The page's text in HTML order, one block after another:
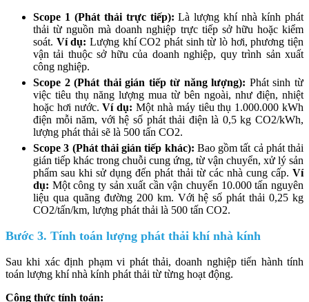
Scope 1 (Phát thải trực tiếp):Là lượng khí nhà kính phát
thải từ nguồn mà doanh nghiệp trực tiếp sở hữu hoặc kiểm
soát. Ví dụ: Lượng khí CO2 phát sinh từ lò hơi, phương tiện
vận tải thuộc sở hữu của doanh nghiệp, quy trình sản xuất
công nghiệp.
Scope 2 (Phát thải gián tiếp từ năng lượng): Phát sinh từ
việc tiêu thụ năng lượng mua từ bên ngoài, như điện, nhiệt
hoặc hơi nước.Ví dụ: Một nhà máy tiêu thụ 1.000.000 kWh
điện mỗi năm, với hệ số phát thải điện là 0,5 kg CO2/kWh,
lượng phát thải sẽ là 500 tấn CO2.
Scope 3 (Phát thải gián tiếp khác): Bao gồm tất cả phát thải
gián tiếp khác trong chuỗi cung ứng, từ vận chuyển, xử lý sản
phẩm sau khi sử dụng đến phát thải từ các nhà cung cấp. Ví
dụ: Một công ty sản xuất cần vận chuyển 10.000 tấn nguyên
liệu qua quãng đường 200 km. Với hệ số phát thải 0,25 kg
CO2/tấn/km, lượng phát thải là 500 tấn CO2.
Bước 3. Tính toán lượng phát thải khí nhà kính
Sau khi xác định phạm vi phát thải, doanh nghiệp tiến hành tính
toán lượng khí nhà kính phát thải từ từng hoạt động.
Công thức tính toán: